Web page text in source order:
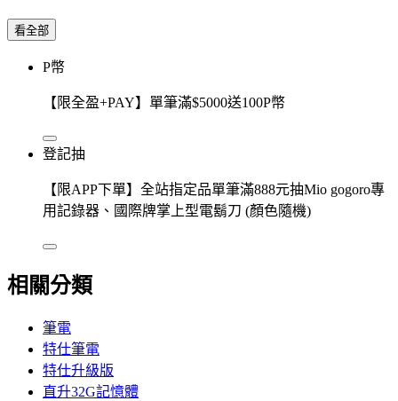
看全部
P幣
【限全盈+PAY】單筆滿$5000送100P幣
登記抽
【限APP下單】全站指定品單筆滿888元抽Mio gogoro專
用記錄器、國際牌掌上型電鬍刀 (顏色隨機)
相關分類
筆電
特仕筆電
特仕升級版
直升32G記憶體